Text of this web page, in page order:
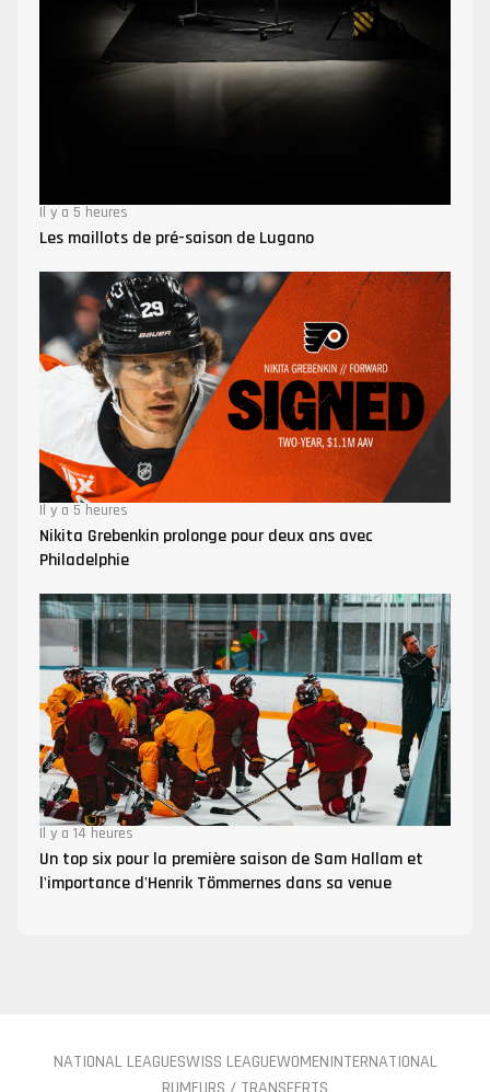
Il y a 5 heures
Les maillots de pré-saison de Lugano
Il y a 5 heures
Nikita Grebenkin prolonge pour deux ans avec
Philadelphie
Il y a 14 heures
Un top six pour la première saison de Sam Hallam et
l'importance d'Henrik Tömmernes dans sa venue
NATIONAL LEAGUESWISS LEAGUEWOMENINTERNATIONAL